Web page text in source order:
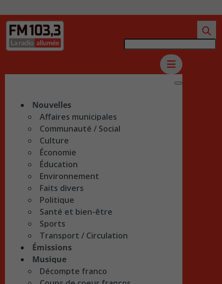
Nouvelles
Affaires municipales
Communauté / Social
Culture
Économie
Éducation
Environnement
Faits divers
Politique
Santé et bien-être
Sports
Transport / Circulation
Émissions
Musique
Décompte franco